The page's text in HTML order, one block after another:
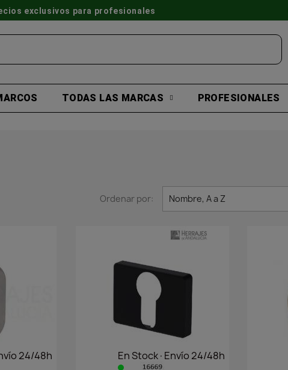
exclusivos para profesionales
TODAS LAS MARCAS PROFESIONALES
Ordenar por: Nombre, A a Z
24/48h En Stock·Envío 24/48h